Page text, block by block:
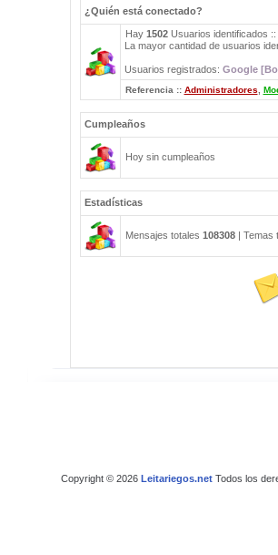
¿Quién está conectado?
Hay 1502Usuarios identificados ::
La mayor cantidad de usuarios
Usuarios registrados: Google
Referencia :: Administradores
Cumpleaños
Hoy sin cumpleaños
Estadísticas
Mensajes totales 108308| Temas
Copyright © 2026 Leitariegos.netTodos los